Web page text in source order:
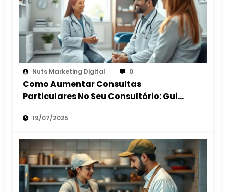
Nuts Marketing Digital 0
Como Aumentar Consultas
Particulares No Seu Consultório: Guia
2025
19/07/2025